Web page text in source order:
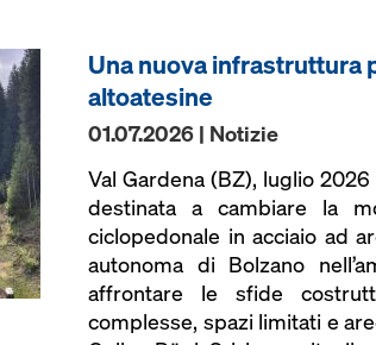
Una nuova infrastruttura
altoatesine
01.07.2026 | Notizie
Val Gardena (BZ), luglio
destinata a cambiare la
ciclopedonale in acciaio ad
autonoma di Bolzano
affrontare le sfide
complesse, spazi limitati e